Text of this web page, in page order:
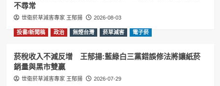
不尋常
世衛菸草減害專家 王郁揚 2026-08-03
投書/新聞稿 政治 無煙台灣 菸草減害 電子菸
菸稅收入不減反增 王郁揚:藍綠白三黨錯誤修法將讓紙菸
銷量與黑市雙贏
世衛菸草減害專家 王郁揚 2026-07-29